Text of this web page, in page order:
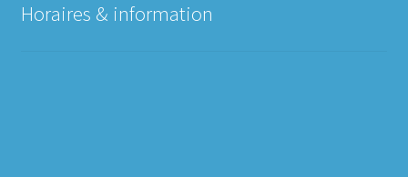
Horaires & information